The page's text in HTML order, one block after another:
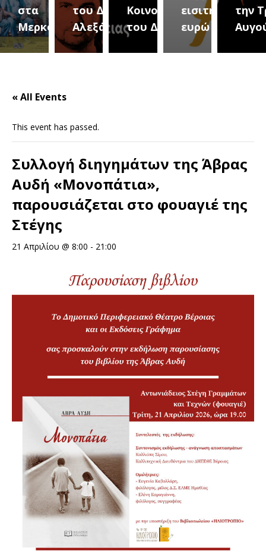
του Δήμου
Αλεξάνδρειας
Κοινοτήτων
του Δήμου
εισιτήριο 2
ευρώ
την Τρίτη 18
Αυγούστουτου
« All Events
This event has passed.
Συλλογή διηγημάτων της Άβρας
Αυδή «Μονοπάτια»,
παρουσιάζεται στο φουαγιέ της
Στέγης
21 Απριλίου @ 8:00 - 21:00